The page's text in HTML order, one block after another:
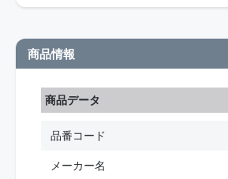
商品情報
商品データ
品番コード
メーカー名